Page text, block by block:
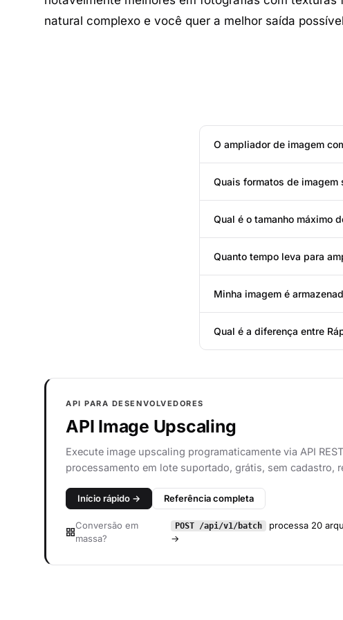
natural complexo e você quer a melhor saída
O ampliador de imagem
Quais formatos de imagem
Qual é o tamanho máximo
Quanto tempo leva para
Minha imagem é
Qual é a diferença entre
API PARA DESENVOLVEDORES
API Image Upscaling
Execute image upscaling programaticamente via API
processamento em lote suportado, grátis, sem cadastro,
Início rápido → Referência completa
Conversão em
massa?
POST /api/v1/batch
processa 20
→